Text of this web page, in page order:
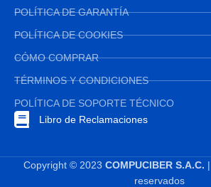
POLÍTICA DE GARANTÍA
POLÍTICA DE COOKIES
CÓMO COMPRAR
TÉRMINOS Y CONDICIONES
POLÍTICA DE SOPORTE TÉCNICO
Libro de Reclamaciones
Copyright © 2023 COMPUCIBER S.A.C.
reservados